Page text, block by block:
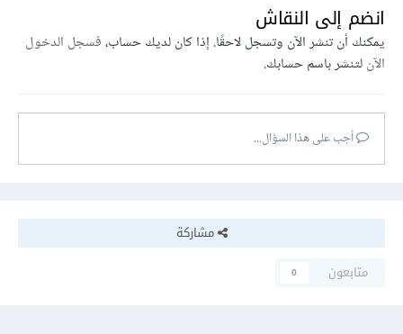
انضم إلى النقاش
يمكنك أن تنشر الآن وتسجل لاحقًا. إذا كان لديك حساب،فسجل الدخول
الآنلتنشر باسم حسابك.
أجب على هذا السؤال...
مشاركة
متابعون
0